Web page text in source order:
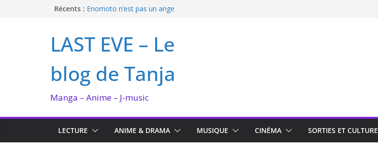
Récents : Enomoto n’est pas un ange
Ma collection BANANA FISH
I’m not in love de Zeniko Sumiya
LAST EVE – Le
blog de Tanja
Manga – Anime – J-music
LECTURE ANIME & DRAMA MUSIQUE CINÉMA SORTIES ET CULTURE